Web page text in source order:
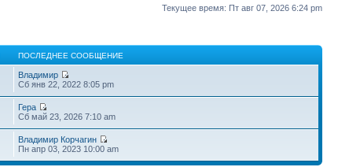
Текущее время: Пт авг 07, 2026 6:24 pm
ПОСЛЕДНЕЕ СООБЩЕНИЕ
Владимир
Сб янв 22, 2022 8:05 pm
Гера
Сб май 23, 2026 7:10 am
Владимир Корчагин
Пн апр 03, 2023 10:00 am